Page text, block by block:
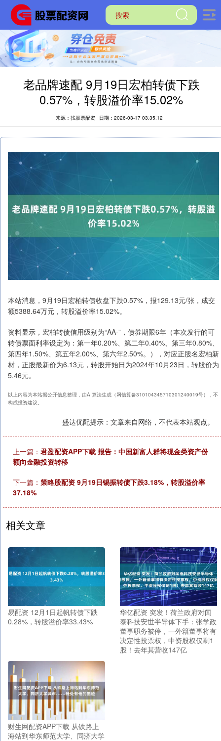
老品牌速配 9月19日宏柏转债下跌
0.57%，转股溢价率15.02%
来源：找股票配资 日期：2026-03-17 03:35:12
本站消息，9月19日宏柏转债收盘下跌0.57%，报129.13元/张，成交
额5388.64万元，转股溢价率15.02%。
资料显示，宏柏转债信用级别为“AA-”，债券期限6年（本次发行的可
转债票面利率设定为：第一年0.20%、第二年0.40%、第三年0.80%、
第四年1.50%、第五年2.00%、第六年2.50%。），对应正股名宏柏新
材，正股最新价为6.13元，转股开始日为2024年10月23日，转股价为
5.46元。
以上内容为本站据公开信息整理，由AI算法生成（网信算备310104345710301240019号），不
构成投资建议。
盛达优配提示：文章来自网络，不代表本站观点。
上一篇： 君盈配资APP下载 报告：中国新富人群将现金类资产份
额向金融投资转移
下一篇： 策略股配资 9月19日锡振转债下跌3.18%，转股溢价率
37.18%
相关文章
易配资 12月1日起帆转债下跌
0.28%，转股溢价率33.43%
华亿配资 突发！荷兰政府对闻
泰科技安世半导体下手：张学政
董事职务被停，一外籍董事将有
决定性投票权，中资股权仅剩1
股！去年其营收147亿
财生网配资APP下载 从铁路上
海站到华东师范大学、同济大学